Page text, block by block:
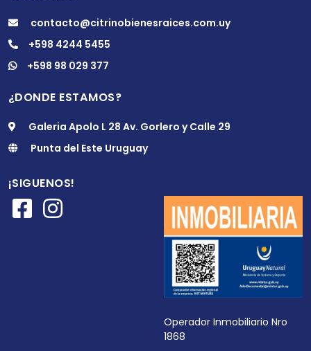
contacto@citrinobienesraices.com.uy
+598 4244 5455
+598 98 029 377
¿DONDE ESTAMOS?
Galeria Apolo L 28 Av. Gorlero y Calle 29
Punta del Este Uruguay
¡SIGUENOS!
Operador Inmobiliario Nro
1868